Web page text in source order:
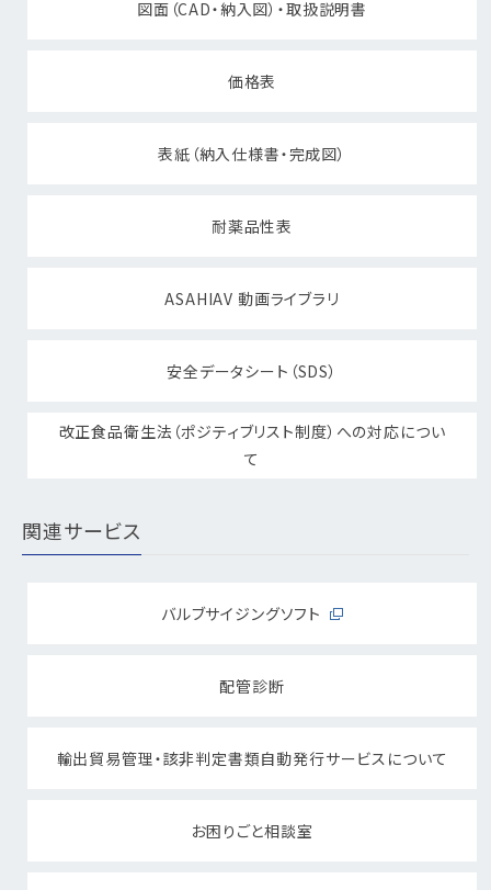
図面（CAD・納入図）・取扱説明書
価格表
表紙（納入仕様書・完成図）
耐薬品性表
ASAHIAV 動画ライブラリ
安全データシート（SDS）
改正食品衛生法（ポジティブリスト制度）への対応につい
て
関連サービス
バルブサイジングソフト
配管診断
輸出貿易管理・該非判定書類自動発行サービスについて
お困りごと相談室